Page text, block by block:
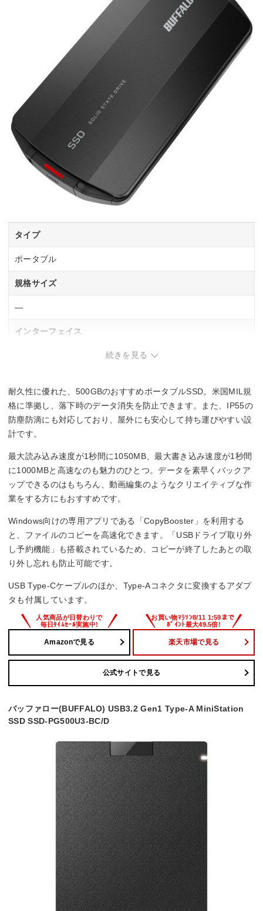
タイプ
ポータブル
規格サイズ
―
インターフェイス
―
1050 MB/s
書込速度
1000 MB/s
続きを見る
耐久性に優れた、500GBのおすすめポータブルSSD。米国MIL規
格に準拠し、落下時のデータ消失を防止できます。また、IP55の
防塵防滴にも対応しており、屋外にも安心して持ち運びやすい設
計です。
最大読み込み速度が1秒間に1050MB、最大書き込み速度が1秒間
に1000MBと高速なのも魅力のひとつ。データを素早くバックア
ップできるのはもちろん、動画編集のようなクリエイティブな作
業をする方にもおすすめです。
Windows向けの専用アプリである「CopyBooster」を利用する
と、ファイルのコピーを高速化できます。「USBドライブ取り外
し予約機能」も搭載されているため、コピーが終了したあとの取
り外し忘れも防止可能です。
USB Type-Cケーブルのほか、Type-Aコネクタに変換するアダプ
タも付属しています。
Amazonで見る 楽天市場で見る
公式サイトで見る
バッファロー(BUFFALO) USB3.2 Gen1 Type-A MiniStation
SSD SSD-PG500U3-BC/D